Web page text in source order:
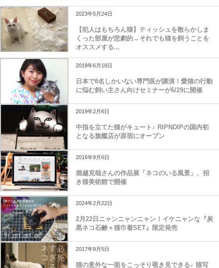
2023年5月24日
【犯人はもちろん猫】ティッシュを散らかしま
くった部屋が悲劇的→それでも猫を飼うことを
オススメする...
2019年6月19日
日本で8名しかいない専門医が講演！愛猫の行動
に悩む飼い主さん向けセミナーが6/29に開催
2019年2月6日
中指を立てた猫がキュート♪ RIPNDIPの国内初
となる旗艦店が原宿にオープン
2016年9月6日
堀越克哉さんの作品展「ネコのいる風景」、招
き猫美術館で開催
2024年2月22日
2月22日ニャンニャンニャン！イケニャンな『炭
黒ネコ石鹸＋猫巾着SET』限定発売
2017年9月5日
猫の意外な一面をこっそり覗き見できる♪ 猫写